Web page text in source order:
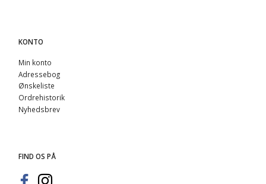
KONTO
Min konto
Adressebog
Ønskeliste
Ordrehistorik
Nyhedsbrev
FIND OS PÅ